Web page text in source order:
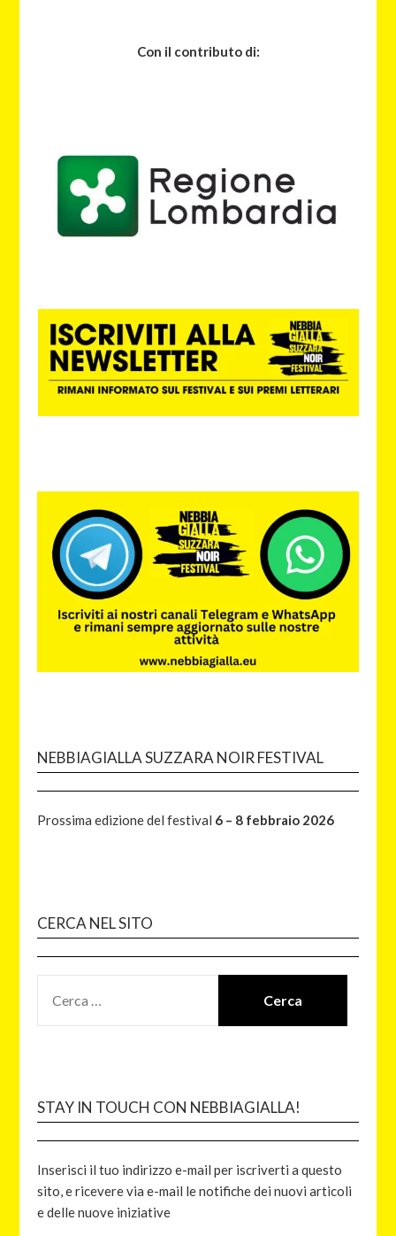
Con il contributo di:
NEBBIAGIALLA SUZZARA NOIR FESTIVAL
Prossima edizione del festival 6 – 8 febbraio 2026
CERCA NEL SITO
STAY IN TOUCH CON NEBBIAGIALLA!
Inserisci il tuo indirizzo e-mail per iscriverti a questo
sito, e ricevere via e-mail le notifiche dei nuovi articoli
e delle nuove iniziative